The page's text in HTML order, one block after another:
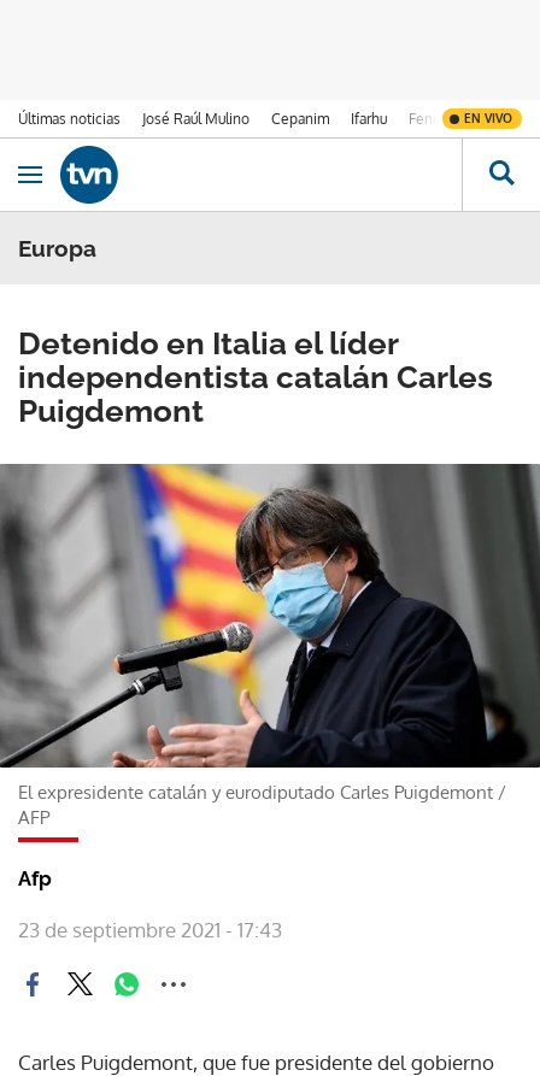
Últimas noticias José Raúl Mulino Cepanim Ifarhu Fenómeno de El
EN VIVO
Ir al contenido
Obrir navegació
Europa
Detenido en Italia el líder
independentista catalán Carles
Puigdemont
El expresidente catalán y eurodiputado Carles Puigdemont /
AFP
Afp
23 de septiembre 2021 - 17:43
Carles Puigdemont, que fue presidente del gobierno